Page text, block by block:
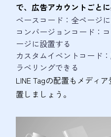
で、広告アカウントごと
ベースコード：全ページ
コンバージョンコード：
ージに設置する
カスタムイベントコード
ラベリングできる
LINE Tagの配置もメディ
置しましょう。